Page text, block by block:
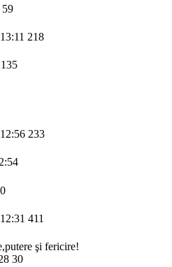
59
218
135
233
411
şi fericire!
30